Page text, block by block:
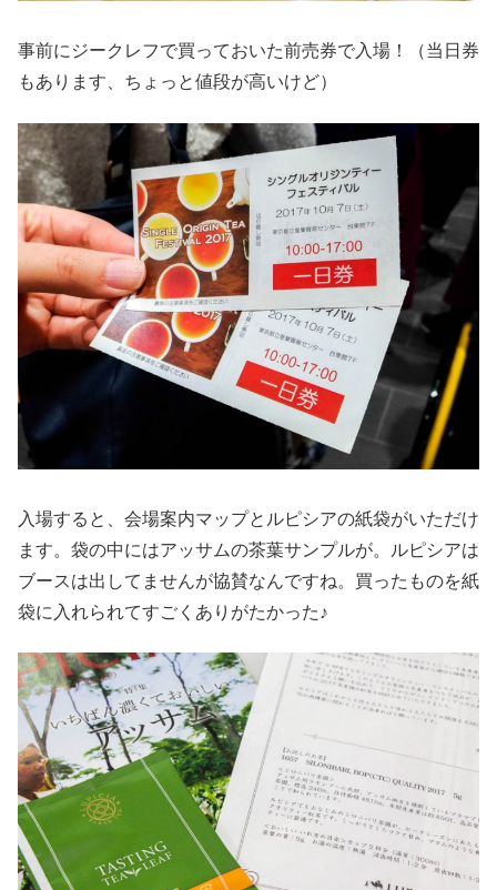
事前にジークレフで買っておいた前売券で入場！（当日券
もあります、ちょっと値段が高いけど）
入場すると、会場案内マップとルピシアの紙袋がいただけ
ます。袋の中にはアッサムの茶葉サンプルが。ルピシアは
ブースは出してませんが協賛なんですね。買ったものを紙
袋に入れられてすごくありがたかった♪